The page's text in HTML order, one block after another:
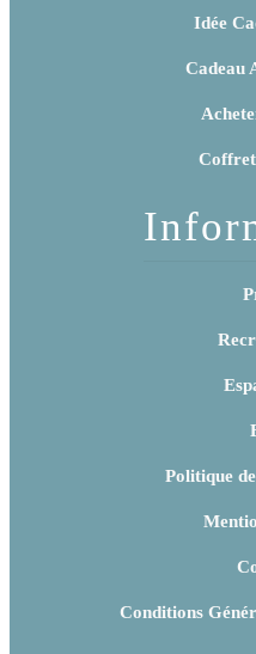
Idée
Cadeau
Politique
Conditions